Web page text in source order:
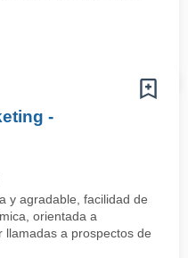
-
y agradable, facilidad de
orientada a
llamadas a prospectos de